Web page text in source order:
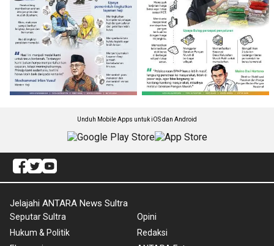
Unduh Mobile Apps untuk iOS dan Android
Jelajahi ANTARA News Sultra
Seputar Sultra
Hukum & Politik
Opini
Redaksi